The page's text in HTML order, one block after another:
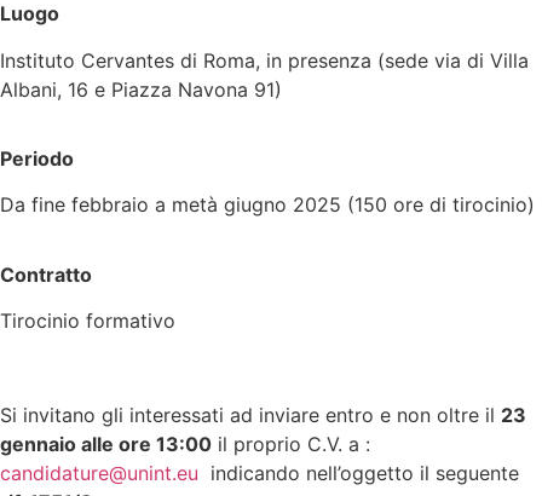
Luogo
Instituto Cervantes di Roma, in presenza (sede via di Villa
Albani, 16 e Piazza Navona 91)
Periodo
Da fine febbraio a metà giugno 2025 (150 ore di tirocinio)
Contratto
Tirocinio formativo
Si invitano gli interessati ad inviare entro e non oltre il 23
gennaio alle ore 13:00 il proprio C.V. a :
candidature@unint.eu indicando nell’oggetto il seguente